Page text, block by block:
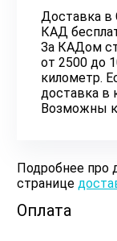
Доставка в
КАД
За КАДом
от 2500 до
километр.
доставка в
Возможны к
Подробнее про
странице
Оплата